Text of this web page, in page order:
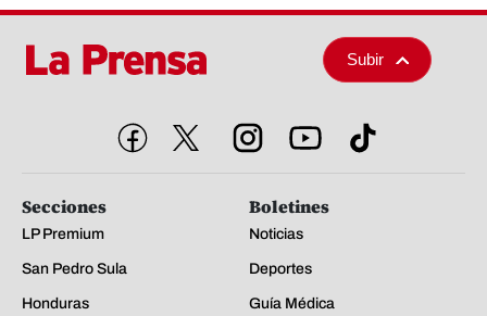
Subir
Secciones
LP Premium
San Pedro Sula
Honduras
Boletines
Noticias
Deportes
Guía Médica